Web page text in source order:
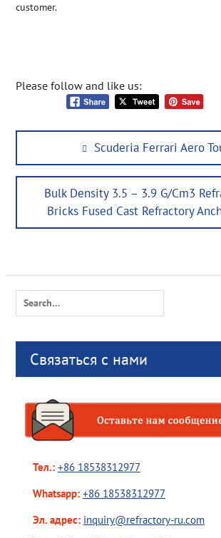
customer.
Please follow and like us:
Post
Previous
post:
Scuderia Ferrari Aero
Next
post:
Bulk Density 3.5 – 3.9 G/Cm3
Bricks Fused Cast Refractory
Search
Связаться с нами
Тел.: +86 18538312977
Whatsapp: +86 18538312977
Эл. адрес: inquiry@refractory-ru.com